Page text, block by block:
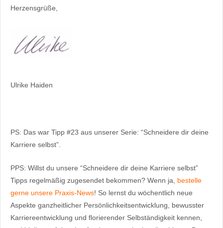
Herzensgrüße,
Ulrike Haiden
PS: Das war Tipp #23 aus unserer Serie: “Schneidere dir deine
Karriere selbst”.
PPS: Willst du unsere “Schneidere dir deine Karriere selbst”
Tipps regelmäßig zugesendet bekommen? Wenn ja, bestelle
gerne unsere Praxis-News! So lernst du wöchentlich neue
Aspekte ganzheitlicher Persönlichkeitsentwicklung, bewusster
Karriereentwicklung und florierender Selbständigkeit kennen,